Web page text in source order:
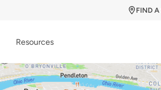
FIND A
Resources